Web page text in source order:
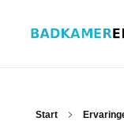
Start